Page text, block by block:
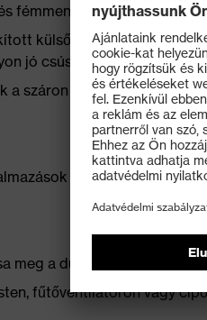
fémmentes, benyomódás-
külső talp dupla
jó csúszásgátlással
a száron
meg a durva
fűtőventilátoron vagy